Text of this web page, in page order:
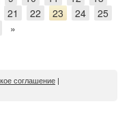
21 22 23 24
25
»
соглашение |